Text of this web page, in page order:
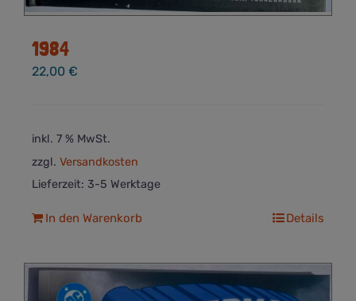
1984
22,00 €
inkl. 7 % MwSt.
zzgl. Versandkosten
Lieferzeit: 3-5 Werktage
In den Warenkorb Details